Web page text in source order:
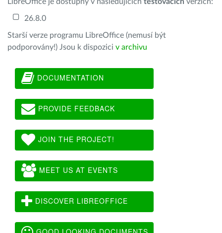
26.8.0
Starší verze programu LibreOffice (nemusí být
podporovány!) Jsou k dispozici v archivu
DOCUMENTATION
PROVIDE FEEDBACK
JOIN THE PROJECT!
MEET US AT EVENTS
DISCOVER LIBREOFFICE